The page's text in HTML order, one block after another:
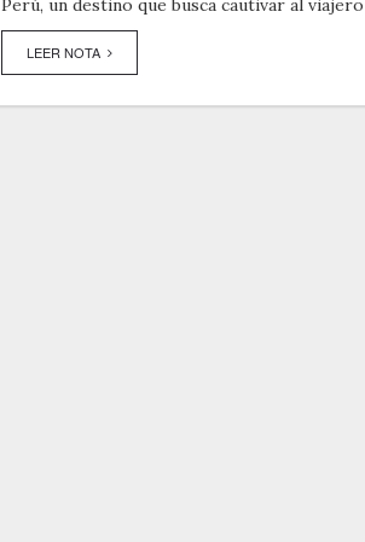
Perú, un destino que busca cautivar al
LEER NOTA